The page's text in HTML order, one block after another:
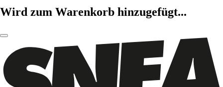
Wird zum Warenkorb hinzugefügt...